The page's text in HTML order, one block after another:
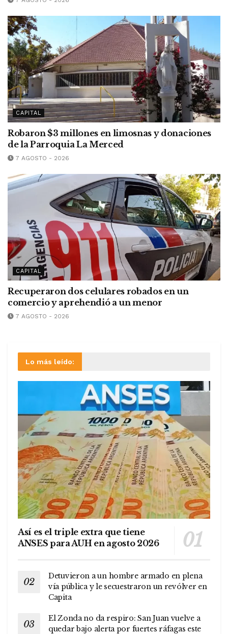
CAPITAL
Robaron $3 millones en limosnas y donaciones
de la Parroquia La Merced
7 AGOSTO - 2026
CAPITAL
Recuperaron dos celulares robados en un
comercio y aprehendió a un menor
7 AGOSTO - 2026
Lo más leído:
Así es el triple extra que tiene
ANSES para AUH en agosto 2026
Detuvieron a un hombre armado en plena
vía pública y le secuestraron un revólver en
Capita
El Zonda no da respiro: San Juan vuelve a
quedar bajo alerta por fuertes ráfagas este